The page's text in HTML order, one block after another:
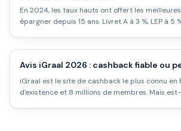
En 2024, les taux hauts ont offert les
épargner depuis 15 ans. Livret A à 3 %, LEP à 5
Avis iGraal 2026 : cashback fiable ou
iGraal est le site de cashback le plus connu en
d'existence et 8 millions de membres. Mais